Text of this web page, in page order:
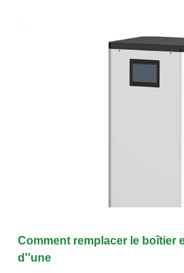
Comment remplacer le boîtier
d''une